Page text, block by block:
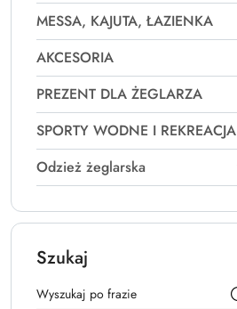
MESSA, KAJUTA, ŁAZIENKA
AKCESORIA
PREZENT DLA ŻEGLARZA
SPORTY WODNE I REKREACJA
Odzież żeglarska
Szukaj